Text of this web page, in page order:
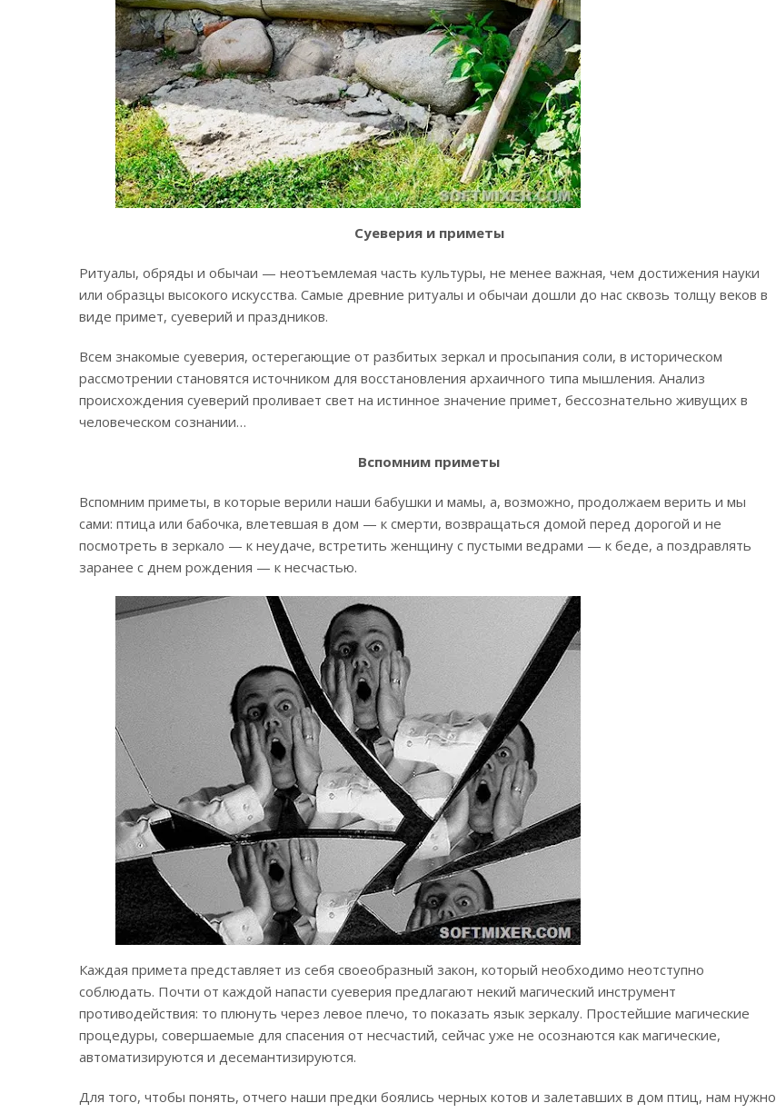
Суеверия и приметы
Ритуалы, обряды и обычаи — неотъемлемая часть культуры, не менее важная, чем достижения науки
или образцы высокого искусства. Самые древние ритуалы и обычаи дошли до нас сквозь толщу веков в
виде примет, суеверий и праздников.
Всем знакомые суеверия, остерегающие от разбитых зеркал и просыпания соли, в историческом
рассмотрении становятся источником для восстановления архаичного типа мышления. Анализ
происхождения суеверий проливает свет на истинное значение примет, бессознательно живущих в
человеческом сознании…
Вспомним приметы
Вспомним приметы, в которые верили наши бабушки и мамы, а, возможно, продолжаем верить и мы
сами: птица или бабочка, влетевшая в дом — к смерти, возвращаться домой перед дорогой и не
посмотреть в зеркало — к неудаче, встретить женщину с пустыми ведрами — к беде, а поздравлять
заранее с днем рождения — к несчастью.
Каждая примета представляет из себя своеобразный закон, который необходимо неотступно
соблюдать. Почти от каждой напасти суеверия предлагают некий магический инструмент
противодействия: то плюнуть через левое плечо, то показать язык зеркалу. Простейшие магические
процедуры, совершаемые для спасения от несчастий, сейчас уже не осознаются как магические,
автоматизируются и десемантизируются.
Для того, чтобы понять, отчего наши предки боялись черных котов и залетавших в дом птиц, нам нужно